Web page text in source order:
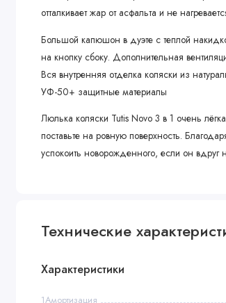
отталкивает жар от асфальта и не
Большой капюшон в дуэте с теплой
на кнопку сбоку. Дополнительная
Вся внутренняя отделка коляски из
УФ-50+ защитные материалы
Люлька коляски Tutis Novo 3 в 1 очень
поставьте на ровную поверхность.
успокоить новорожденного, если он вдруг
Спальный блок легко сложить буквально
Плюс, такую люльку легко хранить, когда
Прогулочный блок
Технические
Характеристики
1Амортизация